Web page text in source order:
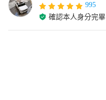
995
確認本人身分完畢